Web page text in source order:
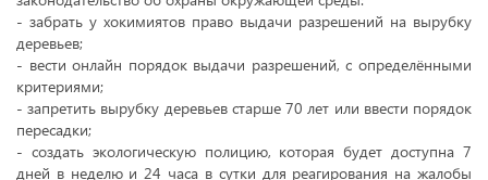
- забрать у хокимиятов право выдачи разрешений на вырубку
деревьев;
- вести онлайн порядок выдачи разрешений, с определёнными
критериями;
- запретить вырубку деревьев старше 70 лет или ввести порядок
пересадки;
- создать экологическую полицию, которая будет доступна 7
дней в неделю и 24 часа в сутки для реагирования на жалобы